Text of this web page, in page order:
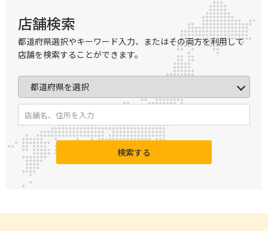
店舗検索
都道府県選択やキーワード入力、またはその両方を利用して
店舗を検索することができます。
検索する